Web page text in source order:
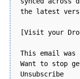
the latest
[Visit your
This email
Want to stop
Unsubscribe